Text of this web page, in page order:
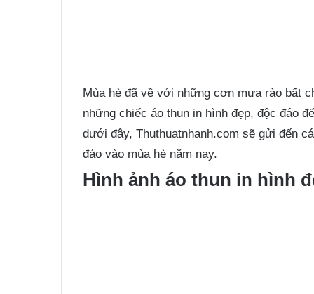
Mùa hè đã về với những cơn mưa rào bất
những chiếc áo thun in hình đẹp, độc đáo
dưới đây, Thuthuatnhanh.com sẽ gửi đến
đáo vào mùa hè năm nay.
Hình ảnh áo thun in hình